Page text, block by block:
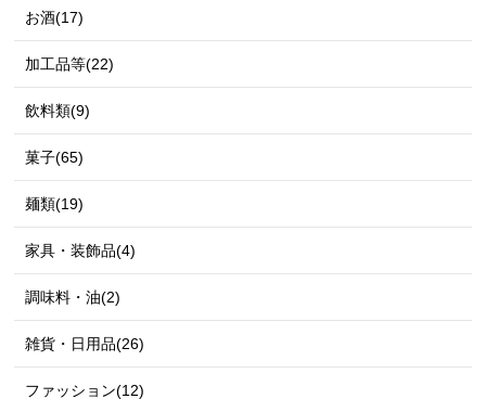
お酒(17)
加工品等(22)
飲料類(9)
菓子(65)
麺類(19)
家具・装飾品(4)
調味料・油(2)
雑貨・日用品(26)
ファッション(12)